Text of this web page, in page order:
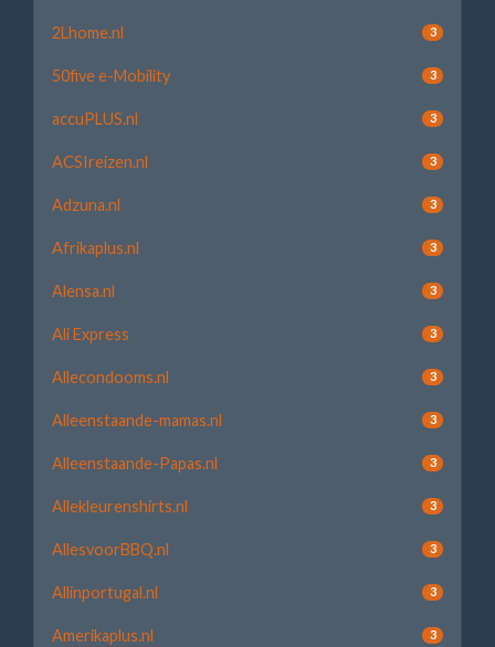
2Lhome.nl 3
50five e-Mobility 3
accuPLUS.nl 3
ACSIreizen.nl 3
Adzuna.nl 3
Afrikaplus.nl 3
Alensa.nl 3
Ali Express 3
Allecondooms.nl 3
Alleenstaande-mamas.nl 3
Alleenstaande-Papas.nl 3
Allekleurenshirts.nl 3
AllesvoorBBQ.nl 3
Allinportugal.nl 3
Amerikaplus.nl 3